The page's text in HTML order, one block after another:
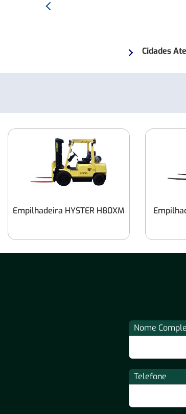
Anterior:
Cidades
Empilhadeira HYSTER H80XM
Nome
Telefone